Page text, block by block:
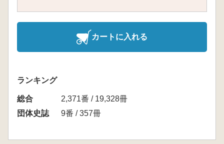
カートに入れる
ランキング
総合
2,371番 / 19,328冊
団体史誌
9番 / 357冊